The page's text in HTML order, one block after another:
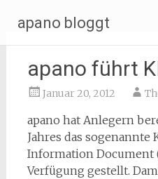
Inhalt
springen
apano bloggt
apano führt
Januar 20, 2012
apano hat Anlegern
Jahres das sogenannte
Information Document
Verfügung gestellt.